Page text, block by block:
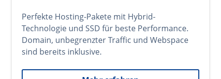
Perfekte Hosting-Pakete mit Hybrid-
Technologie und SSD für beste Performance.
Domain, unbegrenzter Traffic und Webspace
sind bereits inklusive.